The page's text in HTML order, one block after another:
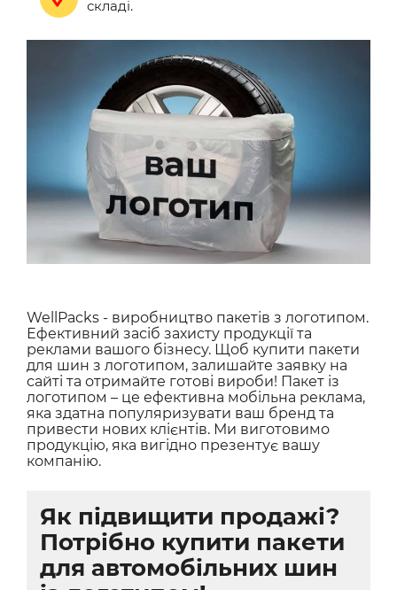
складі.
WellPacks - виробництво пакетів з логотипом.
Ефективний засіб захисту продукції та
реклами вашого бізнесу. Щоб купити пакети
для шин з логотипом, залишайте заявку на
сайті та отримайте готові вироби! Пакет із
логотипом – це ефективна мобільна реклама,
яка здатна популяризувати ваш бренд та
привести нових клієнтів. Ми виготовимо
продукцію, яка вигідно презентує вашу
компанію.
Як підвищити продажі?
Потрібно купити пакети
для автомобільних шин